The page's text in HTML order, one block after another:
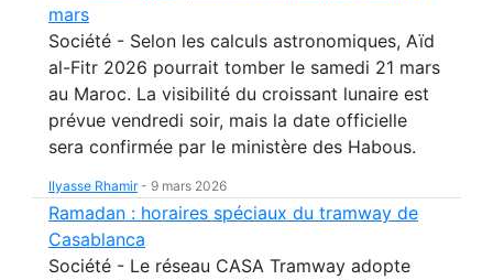
mars
Société - Selon les calculs astronomiques, Aïd
al-Fitr 2026 pourrait tomber le samedi 21 mars
au Maroc. La visibilité du croissant lunaire est
prévue vendredi soir, mais la date officielle
sera confirmée par le ministère des Habous.
Ilyasse Rhamir- 9 mars 2026
Ramadan : horaires spéciaux du tramway de
Casablanca
Société - Le réseau CASA Tramway adopte